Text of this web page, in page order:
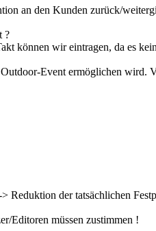
an den Kunden zurück/
?
können wir eintragen, da es
Event ermöglichen wird.
der tatsächlichen
Editoren müssen zustimmen !